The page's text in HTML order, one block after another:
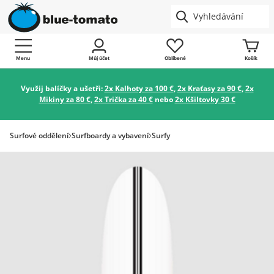
Menu Můj účet Oblíbené Košík
Využij balíčky a ušetři:2x Kalhoty za 100 €,2x Kraťasy za 90 €,2x
Mikiny za 80 €,2x Trička za 40 €nebo2x Kšiltovky 30 €
Surfové oddělení Surfboardy a vybavení Surfy